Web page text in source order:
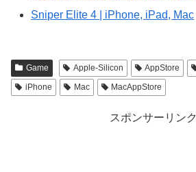
Sniper Elite 4 | iPhone, iPad, Mac
Game Apple-Silicon AppStore
iPhone
Mac MacAppStore
スポンサーリンク